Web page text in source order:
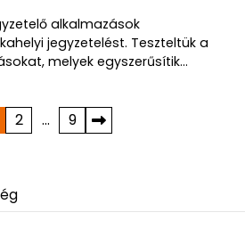
alkalmazások
jegyzetelést. Teszteltük a
melyek egyszerűsítik…
2 … 9